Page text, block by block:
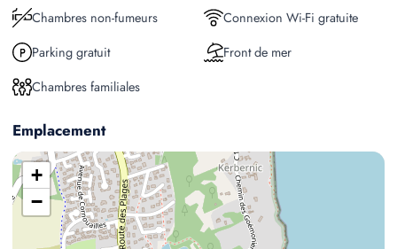
Chambres non-fumeurs
Connexion Wi-Fi gratuite
Parking gratuit
Front de mer
Chambres familiales
Emplacement
+
−